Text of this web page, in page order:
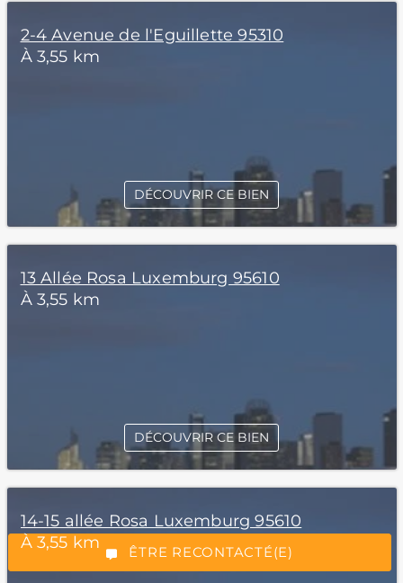
*Champs obligatoires
“Excellent”, 165 avis
ÊTRE RECONTACTÉ(E)
2-4 Avenue de l'Eguillette 95310
À 3,55 km
DÉCOUVRIR CE BIEN
13 Allée Rosa Luxemburg 95610
À 3,55 km
DÉCOUVRIR CE BIEN
14-15 allée Rosa Luxemburg 95610
À 3,55 km